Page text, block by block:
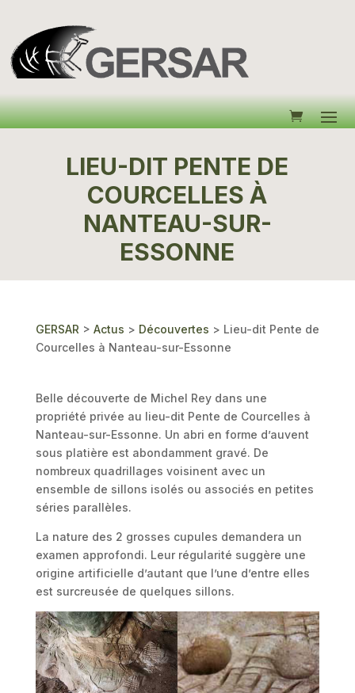
LIEU-DIT PENTE DE
COURCELLES À
NANTEAU-SUR-
ESSONNE
GERSAR > Actus > Découvertes > Lieu-dit Pente de
Courcelles à Nanteau-sur-Essonne
Belle découverte de Michel Rey dans une
propriété privée au lieu-dit Pente de Courcelles à
Nanteau-sur-Essonne. Un abri en forme d’auvent
sous platière est abondamment gravé. De
nombreux quadrillages voisinent avec un
ensemble de sillons isolés ou associés en petites
séries parallèles.
La nature des 2 grosses cupules demandera un
examen approfondi. Leur régularité suggère une
origine artificielle d’autant que l’une d’entre elles
est surcreusée de quelques sillons.